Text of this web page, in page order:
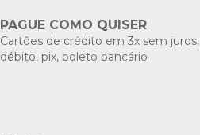
PAGUE COMO QUISER
Cartões de crédito em 3x sem juros,
débito, pix, boleto bancário